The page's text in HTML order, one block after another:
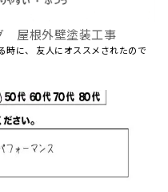
屋根外壁塗装工事
時に、 友人にオススメされたので